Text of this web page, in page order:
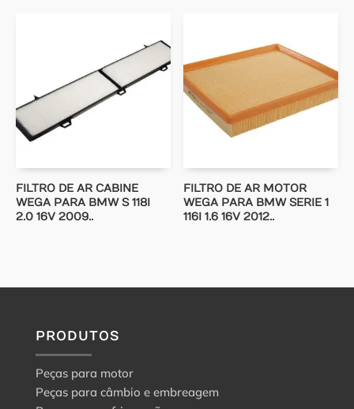
FILTRO DE AR CABINE
WEGA PARA BMW S 118I
2.0 16V 2009..
FILTRO DE AR MOTOR
WEGA PARA BMW SERIE 1
116I 1.6 16V 2012..
PRODUTOS
Peças para motor
Peças para câmbio e embreagem